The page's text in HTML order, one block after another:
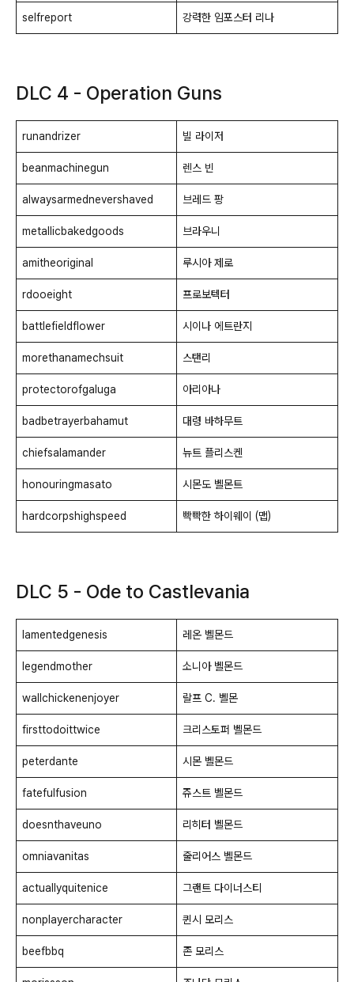
selfreport 강력한 임포스터 리나
DLC 4 - Operation Guns
runandrizer 빌 라이저
beanmachinegun 렌스 빈
alwaysarmednevershaved 브레드 팡
metallicbakedgoods 브라우니
amitheoriginal 루시아 제로
rdooeight 프로보텍터
battlefieldflower 시이나 에트란지
morethanamechsuit 스탠리
protectorofgaluga 아리아나
badbetrayerbahamut 대령 바하무트
chiefsalamander 뉴트 플리스켄
honouringmasato 시몬도 벨몬트
hardcorpshighspeed 빡빡한 하이웨이 (맵)
DLC 5 - Ode to Castlevania
lamentedgenesis 레온 벨몬드
legendmother 소니아 벨몬드
wallchickenenjoyer 랄프 C. 벨몬
firsttodoittwice 크리스토퍼 벨몬드
peterdante 시몬 벨몬드
fatefulfusion 쥬스트 벨몬드
doesnthaveuno 리히터 벨몬드
omniavanitas 줄리어스 벨몬드
actuallyquitenice 그랜트 다이너스티
nonplayercharacter 퀸시 모리스
beefbbq 존 모리스